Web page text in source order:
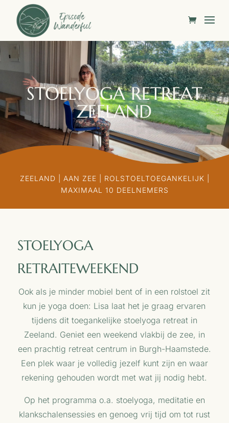
STOELYOGA RETREAT
ZEELAND
ZEELAND | AAN ZEE | ROLSTOELTOEGANKELIJK |
MAXIMAAL 10 DEELNEMERS
STOELYOGA
RETRAITEWEEKEND
Ook als je minder mobiel bent of in een rolstoel zit
kun je yoga doen: Lisa laat het je graag ervaren
tijdens dit toegankelijke stoelyoga retreat in
Zeeland. Geniet een weekend vlakbij de zee, in
een prachtig retreat centrum in Burgh-Haamstede.
Een plek waar je volledig jezelf kunt zijn en waar
rekening gehouden wordt met wat jij nodig hebt.
Op het programma o.a. stoelyoga, meditatie en
klankschalensessies en genoeg vrij tijd om tot rust